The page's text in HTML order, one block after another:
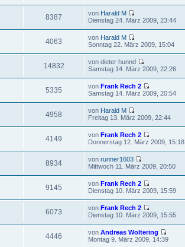
8387 von Harald M
Dienstag 24. März 2009, 23:44
4063 von Harald M
Sonntag 22. März 2009, 15:04
14832
von dieter hunnd
Samstag 14. März 2009, 22:26
5335 vonFrank Rech 2
Samstag 14. März 2009, 20:54
4958 von Harald M
Freitag 13. März 2009, 22:44
4149 vonFrank Rech 2
Donnerstag 12. März 2009, 15:18
8934 vonrunner1603
Mittwoch 11. März 2009, 20:50
9145 vonFrank Rech 2
Dienstag 10. März 2009, 15:59
6073 vonFrank Rech 2
Dienstag 10. März 2009, 15:55
4446 vonAndreas Woltering
Montag 9. März 2009, 14:39